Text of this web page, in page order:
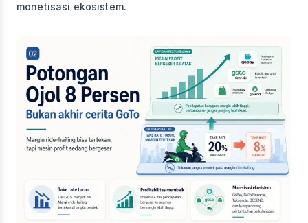
monetisasi ekosistem.